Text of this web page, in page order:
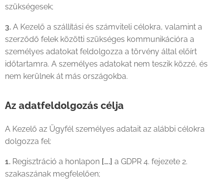
szükségesek;
3. A Kezelő a szállítási és számviteli célokra, valamint a
szerződő felek közötti szükséges kommunikációra a
személyes adatokat feldolgozza a törvény által előírt
időtartamra. A személyes adatokat nem teszik közzé, és
nem kerülnek át más országokba.
Az adatfeldolgozás célja
A Kezelő az Ügyfél személyes adatait az alábbi célokra
dolgozza fel:
1. Regisztráció a honlapon [….] a GDPR 4. fejezete 2.
szakaszának megfelelően;